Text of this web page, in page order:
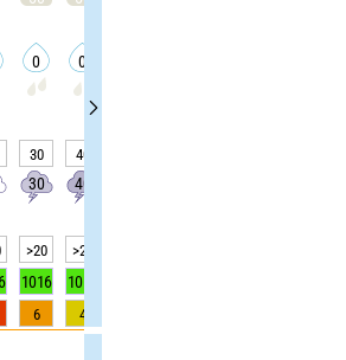
0 0
30 40
30 40
>20 >20
1016 1015
6 4